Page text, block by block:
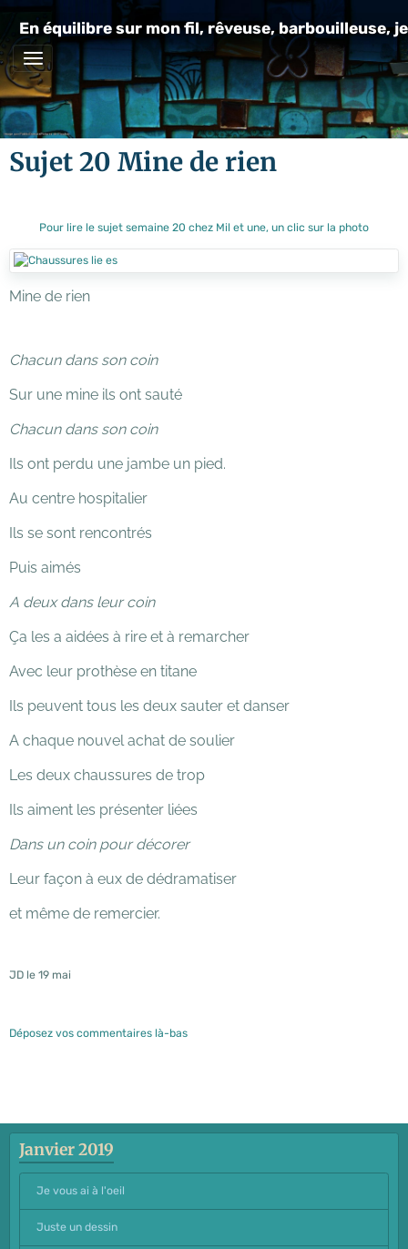
En équilibre sur mon fil, rêveuse, barbouilleuse,
Sujet 20 Mine de rien
Pour lire le sujet semaine 20 chez Mil et une, un clic sur la photo
Mine de rien
Chacun dans son coin
Sur une mine ils ont sauté
Chacun dans son coin
Ils ont perdu une jambe un pied.
Au centre hospitalier
Ils se sont rencontrés
Puis aimés
A deux dans leur coin
Ça les a aidées à rire et à remarcher
Avec leur prothèse en titane
Ils peuvent tous les deux sauter et danser
A chaque nouvel achat de soulier
Les deux chaussures de trop
Ils aiment les présenter liées
Dans un coin pour décorer
Leur façon à eux de dédramatiser
et même de remercier.
JD le 19 mai
Déposez vos commentaires là-bas
Janvier 2019
Je vous ai à l'oeil
Juste un dessin